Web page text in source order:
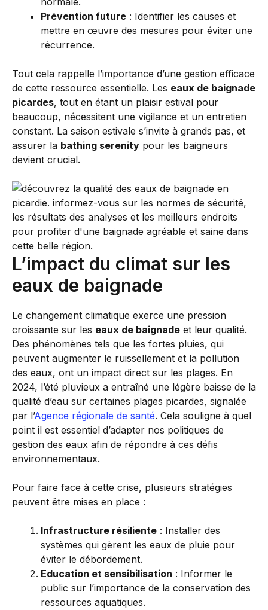
Prévention future : Identifier les causes et
mettre en œuvre des mesures pour éviter une
récurrence.
Tout cela rappelle l’importance d’une gestion efficace
de cette ressource essentielle. Les eaux de baignade
picardes, tout en étant un plaisir estival pour
beaucoup, nécessitent une vigilance et un entretien
constant. La saison estivale s’invite à grands pas, et
assurer la bathing serenity pour les baigneurs
devient crucial.
L’impact du climat sur les
eaux de baignade
Le changement climatique exerce une pression
croissante sur les eaux de baignade et leur qualité.
Des phénomènes tels que les fortes pluies, qui
peuvent augmenter le ruissellement et la pollution
des eaux, ont un impact direct sur les plages. En
2024, l’été pluvieux a entraîné une légère baisse de la
qualité d’eau sur certaines plages picardes, signalée
par l’Agence régionale de santé. Cela souligne à quel
point il est essentiel d’adapter nos politiques de
gestion des eaux afin de répondre à ces défis
environnementaux.
Pour faire face à cette crise, plusieurs stratégies
peuvent être mises en place :
Infrastructure résiliente : Installer des
systèmes qui gèrent les eaux de pluie pour
éviter le débordement.
Education et sensibilisation : Informer le
public sur l’importance de la conservation des
ressources aquatiques.